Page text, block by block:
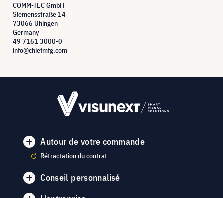
COMM-TEC GmbH
Siemensstraße 14
73066 Uhingen
Germany
49 7161 3000-0
info@chiefmfg.com
Autour de votre commande
Rétractation du contrat
Conseil personnalisé